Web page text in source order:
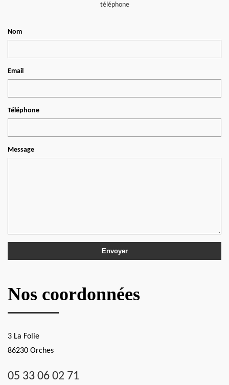
téléphone
Nom
Email
Téléphone
Message
Nos coordonnées
3 La Folie
86230 Orches
05 33 06 02 71